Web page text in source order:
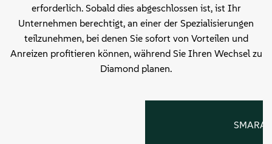
erforderlich. Sobald dies abgeschlossen ist, ist Ihr
Unternehmen berechtigt, an einer der Spezialisierungen
teilzunehmen, bei denen Sie sofort von Vorteilen und
Anreizen profitieren können, während Sie Ihren Wechsel zu
Diamond planen.